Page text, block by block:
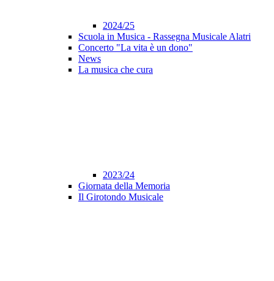
2024/25
Scuola in Musica - Rassegna Musicale Alatri
Concerto "La vita è un dono"
News
La musica che cura
2023/24
Giornata della Memoria
Il Girotondo Musicale